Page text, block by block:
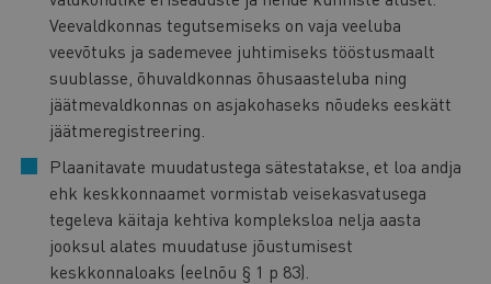
Veevaldkonnas tegutsemiseks on vaja veeluba
veevõtuks ja sademevee juhtimiseks tööstusmaalt
suublasse, õhuvaldkonnas õhusaasteluba ning
jäätmevaldkonnas on asjakohaseks nõudeks eeskätt
jäätmeregistreering.
Plaanitavate muudatustega sätestatakse, et loa andja
ehk keskkonnaamet vormistab veisekasvatusega
tegeleva käitaja kehtiva kompleksloa nelja aasta
jooksul alates muudatuse jõustumisest
keskkonnaloaks (eelnõu § 1 p 83).